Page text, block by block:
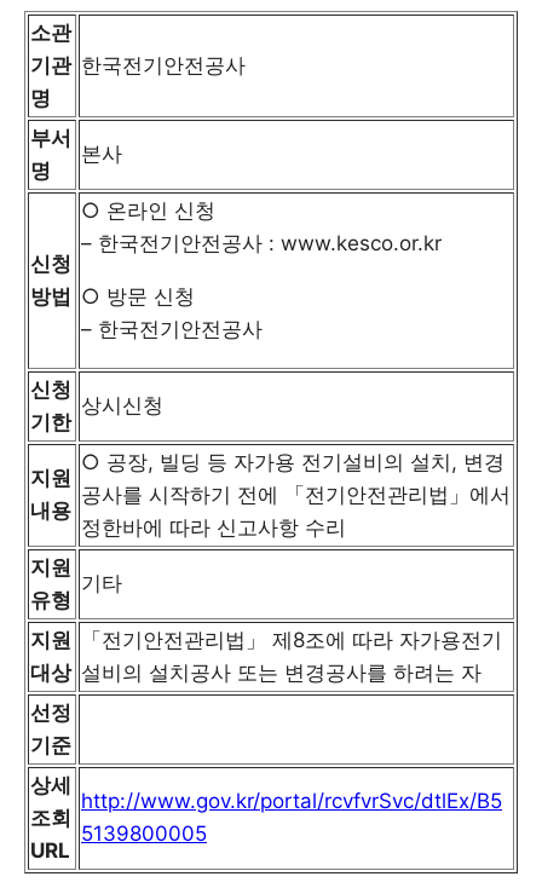
소관
기관
명
한국전기안전공사
부서
명
본사
신청
방법
○ 온라인 신청
– 한국전기안전공사 : www.kesco.or.kr
○ 방문 신청
– 한국전기안전공사
신청
기한
상시신청
지원
내용
○ 공장, 빌딩 등 자가용 전기설비의 설치, 변경
공사를 시작하기 전에 「전기안전관리법」에서
정한바에 따라 신고사항 수리
지원
유형
기타
지원
대상
「전기안전관리법」 제8조에 따라 자가용전기
설비의 설치공사 또는 변경공사를 하려는 자
선정
기준
상세
조회
URL
http://www.gov.kr/portal/rcvfvrSvc/dtlEx/B5
5139800005